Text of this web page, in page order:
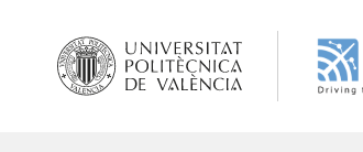
contenido